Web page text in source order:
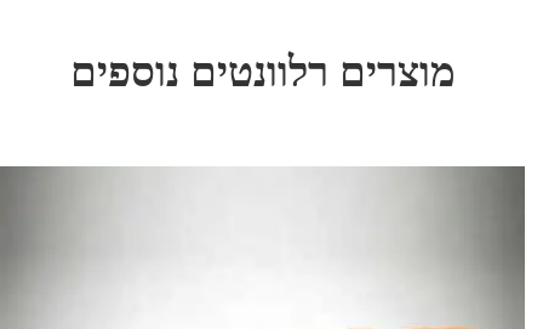
מוצרים רלוונטים נוספים